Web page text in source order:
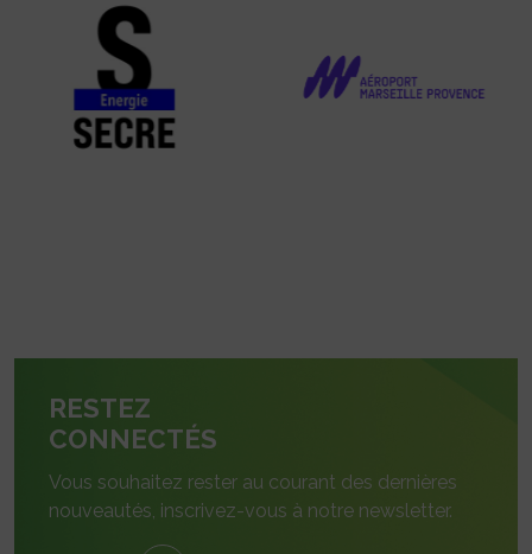
RESTEZ
CONNECTÉS
Vous souhaitez rester au courant des dernières
nouveautés, inscrivez-vous à notre newsletter.